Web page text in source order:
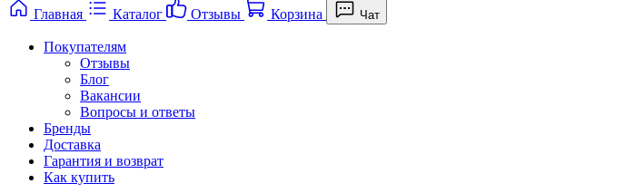
Главная Каталог Отзывы Корзина Чат
Покупателям
Отзывы
Блог
Вакансии
Вопросы и ответы
Бренды
Доставка
Гарантия и возврат
Как купить